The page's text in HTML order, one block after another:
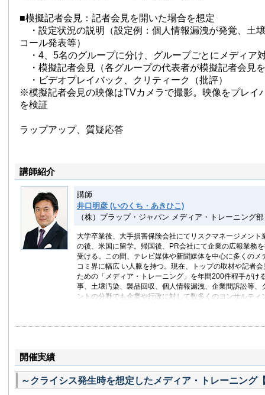
■模擬記者会見：記者会見を開いた場合を想定
・設定状況の説明（設定例：個人情報漏洩が発覚、土
コール発表等）
・4、5名のグループに分け、グループごとにメディア
・模擬記者会見（各グループの代表者が模擬記者会見
・ビデオプレイバック、クリティーク（批評）
※模擬記者会見の映像はTVカメラで撮影。映像をプレイ
を検証
ラップアップ、質疑応答
講師紹介
講師
井口明彦 (いのくち・あきひこ)
（株）プラップ・ジャパン メディア・トレーニング
大学卒業後、大手損害保険会社にてリスクマネージメント
の後、米国に留学。帰国後、PR会社にて企業の広報業務
受ける。この間、テレビ媒体や新聞媒体を中心に多くのメ
コミ界に幅広 い人脈を持つ。現在、トップの取材や記者
ための「メディア・トレーニング」を年間200件程手がけ
事、土壌汚染、製品回収、個人情報漏洩、企業間訴訟等、
ントの分野でも企業や行政に対して数多くのコンサルティ
開催実績
～クライシス発生時を想定したメディア・トレーニング